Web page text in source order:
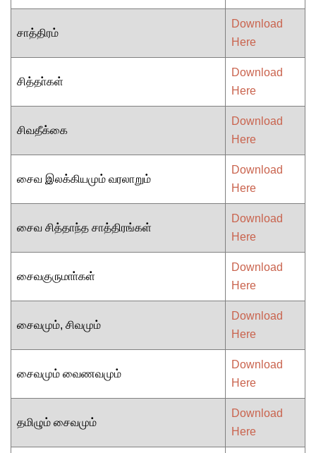
சாத்திரம்
Download
Here
சித்தா்கள்
Download
Here
சிவதீக்கை
Download
Here
சைவ இலக்கியமும் வரலாறும்
Download
Here
சைவ சித்தாந்த சாத்திரங்கள்
Download
Here
சைவகுருமாா்கள்
Download
Here
சைவமும், சிவமும்
Download
Here
சைவமும் வைணவமும்
Download
Here
தமிழும் சைவமும்
Download
Here